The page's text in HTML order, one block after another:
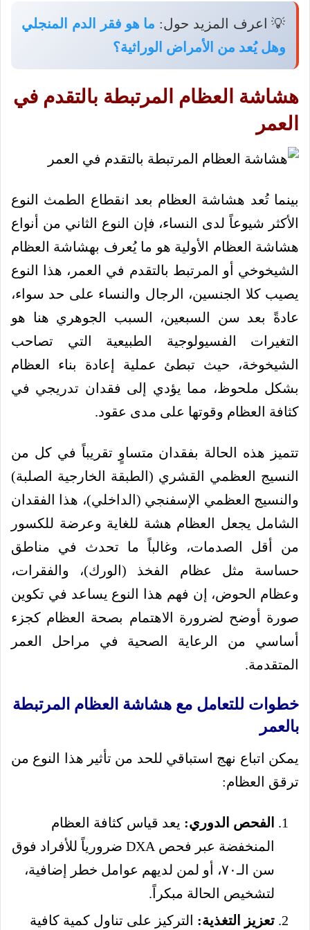
💡 اعرف المزيد حول: ما هو فقر الدم المنجلي
وهل يُعد من الأمراض الوراثية؟
هشاشة العظام المرتبطة بالتقدم في
العمر
بينما تُعد هشاشة العظام بعد انقطاع الطمث النوع
الأكثر شيوعاً لدى النساء، فإن النوع الثاني من أنواع
هشاشة العظام الأولية هو ما يُعرف بهشاشة العظام
الشيخوخي أو المرتبط بالتقدم في العمر، هذا النوع
يصيب كلا الجنسين، الرجال والنساء على حد سواء،
عادةً بعد سن السبعين، السبب الجوهري هنا هو
التغيرات الفسيولوجية الطبيعية التي تصاحب
الشيخوخة، حيث تبطئ عملية إعادة بناء العظام
بشكل ملحوظ، مما يؤدي إلى فقدان تدريجي في
كثافة العظام وقوتها على مدى عقود.
تتميز هذه الحالة بفقدان متساوٍ تقريباً في كل من
النسيج العظمي القشري (الطبقة الخارجية الصلبة)
والنسيج العظمي الإسفنجي (الداخلي)، هذا الفقدان
الشامل يجعل العظام هشة للغاية وعرضة للكسور
من أقل الصدمات، وغالباً ما تحدث في مناطق
حساسة مثل عظام الفخذ (الورك)، والفقرات،
وعظام الحوض، إن فهم هذا النوع يساعد في تكوين
صورة أوضح لضرورة الاهتمام بصحة العظام كجزء
أساسي من الرعاية الصحية في مراحل العمر
المتقدمة.
خطوات للتعامل مع هشاشة العظام المرتبطة
بالعمر
يمكن اتباع نهج استباقي للحد من تأثير هذا النوع من
ترقق العظام:
الفحص الدوري: يعد قياس كثافة العظام
المنخفضة عبر فحص DXA ضرورياً للأفراد فوق
سن الـ٧٠، أو لمن لديهم عوامل خطر إضافية،
لتشخيص الحالة مبكراً.
تعزيز التغذية: التركيز على تناول كمية كافية